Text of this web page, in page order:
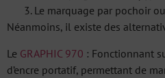
Le marquage par pochoir
Néanmoins, il existe des
Le GRAPHIC 970 : Fonctionnant
d’encre portatif, permettant de